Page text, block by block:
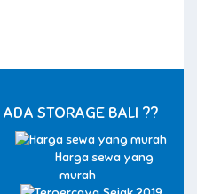
STORAGE BALI ??
Harga sewa yang
murah